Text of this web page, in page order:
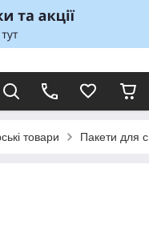
товари Пакети для